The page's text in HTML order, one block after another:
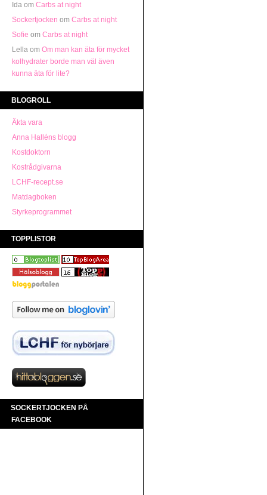
Ida om Carbs at night
Sockertjocken om Carbs at night
Sofie om Carbs at night
Lella om Om man kan äta för mycket
kolhydrater borde man väl även
kunna äta för lite?
BLOGROLL
Äkta vara
Anna Halléns blogg
Kostdoktorn
Kostrådgivarna
LCHF-recept.se
Matdagboken
Styrkeprogrammet
TOPPLISTOR
SOCKERTJOCKEN PÅ
FACEBOOK